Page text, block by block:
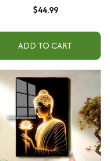
$44.99
ADD TO CART